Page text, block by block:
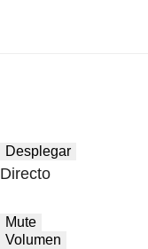
Desplegar
Directo
Mute
Volumen